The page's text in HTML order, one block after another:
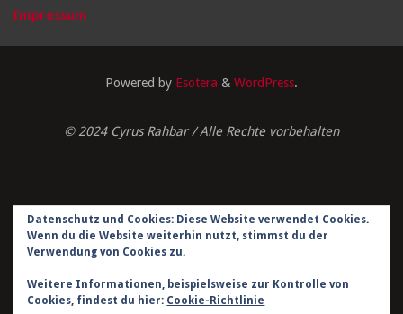
Impressum
Powered by Esotera & WordPress.
© 2024 Cyrus Rahbar / Alle Rechte vorbehalten
Impressum
Kontakt
Datenschutz und Cookies: Diese Website verwendet Cookies.
Wenn du die Website weiterhin nutzt, stimmst du der
Verwendung von Cookies zu.
Weitere Informationen, beispielsweise zur Kontrolle von
Cookies, findest du hier: Cookie-Richtlinie